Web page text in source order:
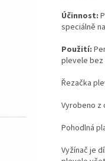
Účinnost:
speciálně
Použití:
plevele bez
Řezačka
Vyrobeno z
Pohodlná
Vyžínač je